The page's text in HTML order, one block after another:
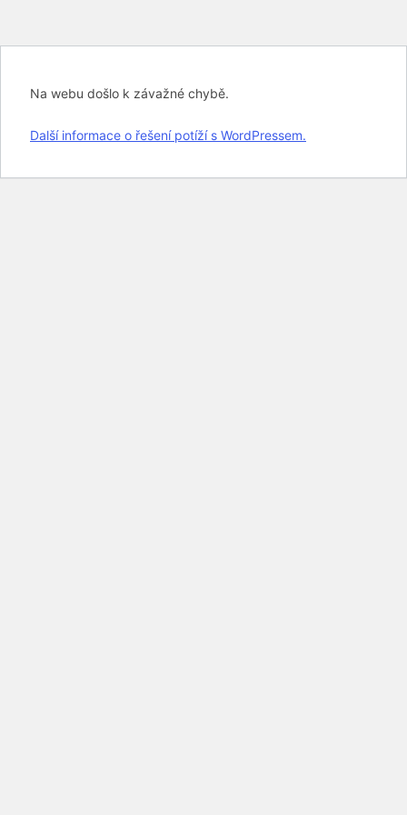
Na webu došlo k závažné chybě.
Další informace o řešení potíží s WordPressem.